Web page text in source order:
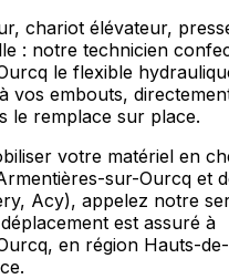
chariot élévateur,
: notre technicien
le flexible
vos embouts,
le remplace sur place.
votre matériel en
sur-Ourcq et
Acy), appelez notre
est assuré à
en région Hauts-